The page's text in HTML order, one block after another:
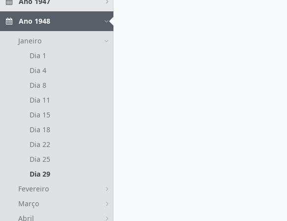
Ano 1948
Janeiro
Dia 1
Dia 4
Dia 8
Dia 11
Dia 15
Dia 18
Dia 22
Dia 25
Dia 29
Fevereiro
Março
Abril